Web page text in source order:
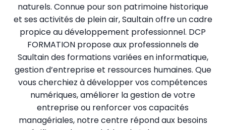
naturels. Connue pour son patrimoine historique
et ses activités de plein air, Saultain offre un cadre
propice au développement professionnel. DCP
FORMATION propose aux professionnels de
Saultain des formations variées en informatique,
gestion d’entreprise et ressources humaines. Que
vous cherchiez à développer vos compétences
numériques, améliorer la gestion de votre
entreprise ou renforcer vos capacités
managériales, notre centre répond aux besoins